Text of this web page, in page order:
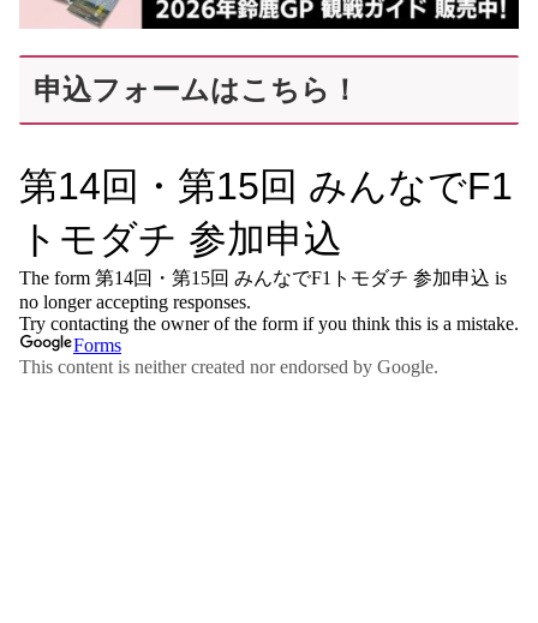
申込フォームはこちら！